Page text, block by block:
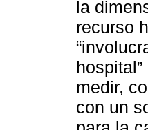
la
recurso
medir,
con un